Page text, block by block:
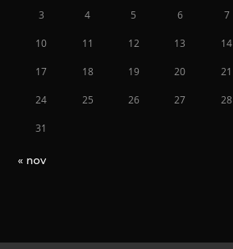
3 4 5 6 7
10 11 12 13 14
17 18 19 20 21
24 25 26 27 28
31
« nov